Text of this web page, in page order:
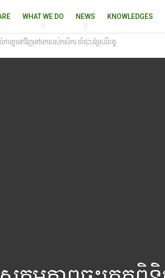
WHAT WE DO NEWS KNOWLEDGES
ារគ្នាទៅវិញទៅមករបស់កសិករ ដាំដុះបន្លែសរីរាង្គ